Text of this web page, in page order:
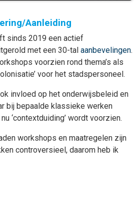
Aanleiding
sinds 2019 een actief
met een 30-tal aanbevelingen.
voorzien rond thema’s als
voor het stadspersoneel.
invloed op het onderwijsbeleid en
bij bepaalde klassieke werken
‘contextduiding’ wordt voorzien.
workshops en maatregelen zijn
controversieel, daarom heb ik